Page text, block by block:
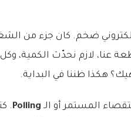
ضخم. كان جزء من
عنا، لازم نحدّث الكمية،
هكذا ظننا في البداية.
المستمر أو الـ Polling
.